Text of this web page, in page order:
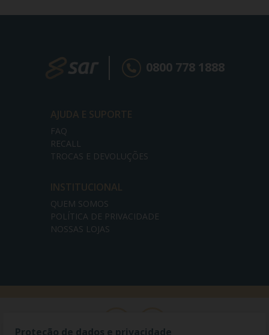
0800 778 1888
AJUDA E SUPORTE
FAQ
RECALL
TROCAS E DEVOLUÇÕES
INSTITUCIONAL
QUEM SOMOS
POLÍTICA DE PRIVACIDADE
NOSSAS LOJAS
Proteção de dados e privacidade